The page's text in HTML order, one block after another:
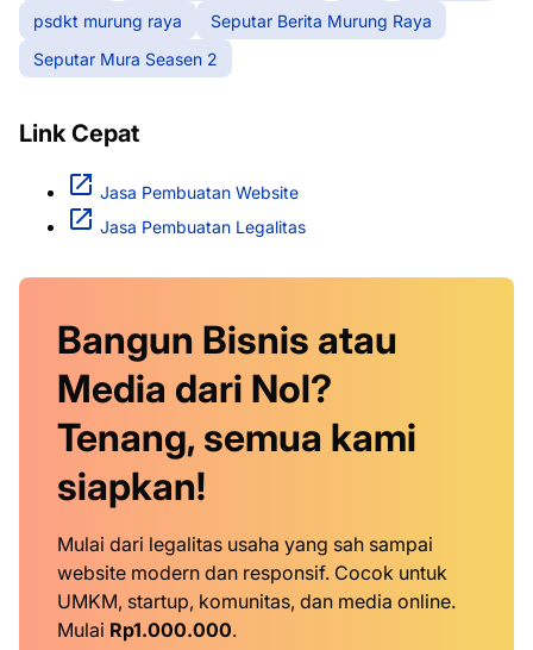
psdkt murung raya
Seputar Berita Murung Raya
Seputar Mura Seasen 2
Link Cepat
Jasa Pembuatan Website
Jasa Pembuatan Legalitas
Bangun Bisnis atau
Media dari Nol?
Tenang, semua kami
siapkan!
Mulai dari legalitas usaha yang sah sampai
website modern dan responsif. Cocok untuk
UMKM, startup, komunitas, dan media online.
Mulai Rp1.000.000.